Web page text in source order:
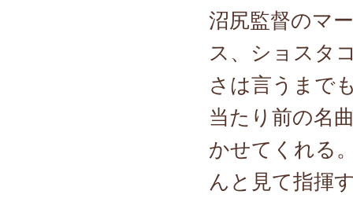
沼尻監督のマ
ス、ショスタ
さは言うまで
当たり前の名
かせてくれる
んと見て指揮